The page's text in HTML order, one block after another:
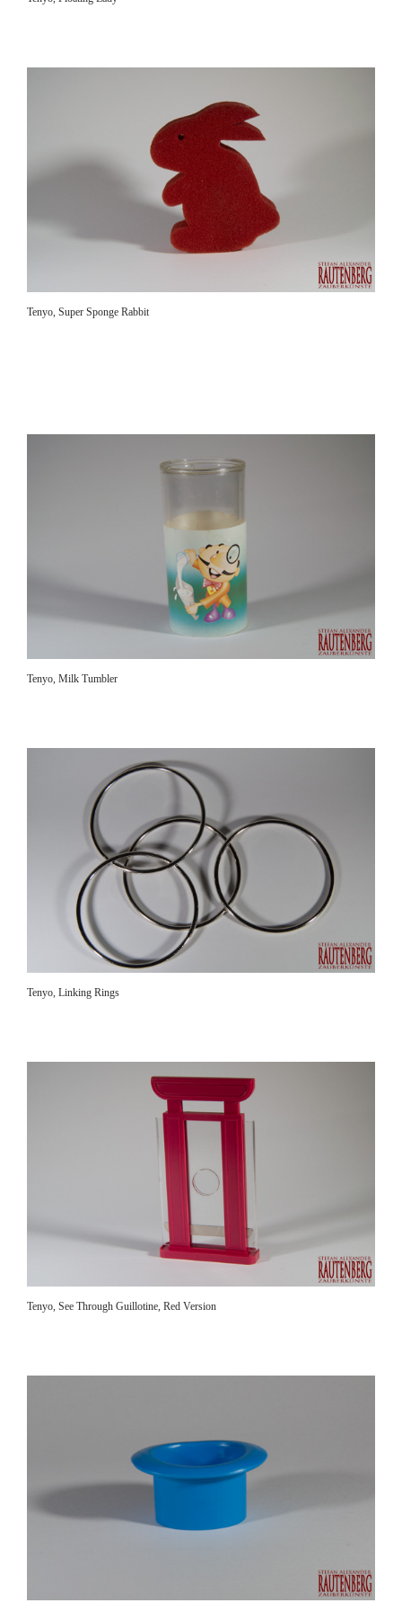
Tenyo, Super Sponge Rabbit
Tenyo, Milk Tumbler
Tenyo, Linking Rings
Tenyo, See Through Guillotine, Red Version